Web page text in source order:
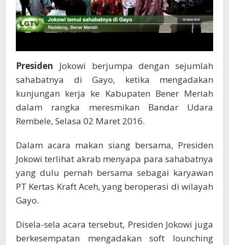
Presiden Jokowi berjumpa dengan sejumlah
sahabatnya di Gayo, ketika mengadakan
kunjungan kerja ke Kabupaten Bener Meriah
dalam rangka meresmikan Bandar Udara
Rembele, Selasa 02 Maret 2016.
Dalam acara makan siang bersama, Presiden
Jokowi terlihat akrab menyapa para sahabatnya
yang dulu pernah bersama sebagai karyawan
PT Kertas Kraft Aceh, yang beroperasi di wilayah
Gayo.
Disela-sela acara tersebut, Presiden Jokowi juga
berkesempatan mengadakan soft lounching